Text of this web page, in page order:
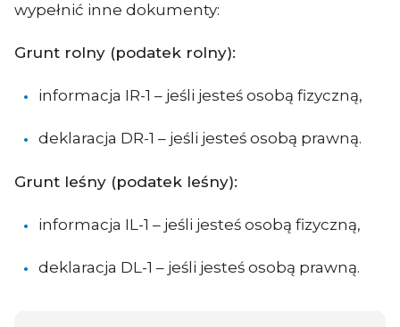
wypełnić inne dokumenty:
Grunt rolny (podatek rolny):
informacja IR-1 – jeśli jesteś osobą fizyczną,
deklaracja DR-1 – jeśli jesteś osobą prawną.
Grunt leśny (podatek leśny):
informacja IL-1 – jeśli jesteś osobą fizyczną,
deklaracja DL-1 – jeśli jesteś osobą prawną.